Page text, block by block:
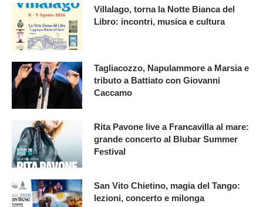
Villalago, torna la Notte Bianca del
Libro: incontri, musica e cultura
Tagliacozzo, Napulammore a Marsia e
tributo a Battiato con Giovanni
Caccamo
Rita Pavone live a Francavilla al mare:
grande concerto al Blubar Summer
Festival
San Vito Chietino, magia del Tango:
lezioni, concerto e milonga